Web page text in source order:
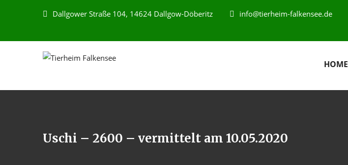
Dallgower Straße 104, 14624 Dallgow-Döberitz info@tierheim-falkensee.de
HOME
Uschi – 2600 – vermittelt am 10.05.2020